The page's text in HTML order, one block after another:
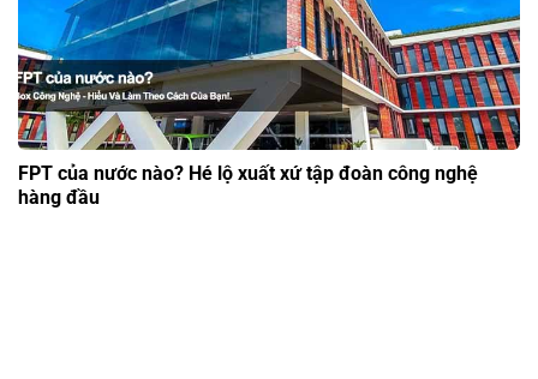
FPT của nước nào? Hé lộ xuất xứ tập đoàn công nghệ
hàng đầu